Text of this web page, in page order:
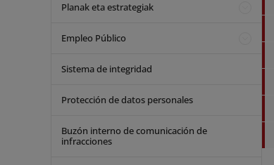
Planak eta estrategiak
Empleo Público
Sistema de integridad
Protección de datos personales
Buzón interno de comunicación de
infracciones